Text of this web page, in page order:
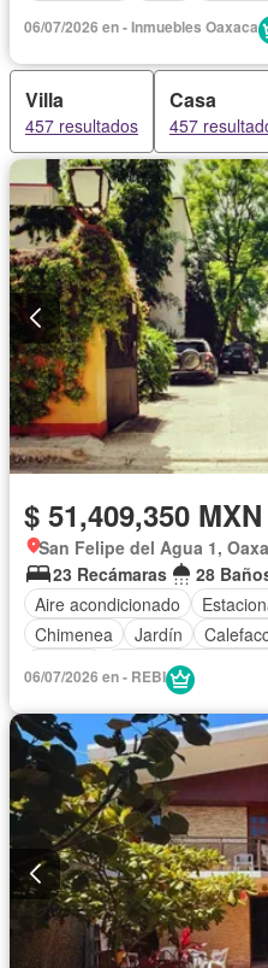
06/07/2026 en - Inmuebles Oaxaca
Villa
457 resultados
Casa
457
$ 51,409,350 MXN
San Felipe del Agua 1,
23 Recámaras
28
Aire acondicionado
Chimenea
Jardín
Completamente
06/07/2026 en - REBI